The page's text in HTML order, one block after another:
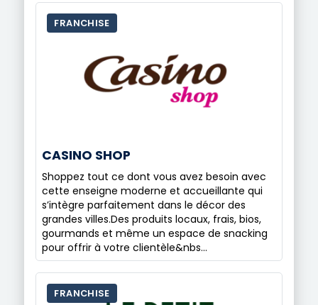
FRANCHISE
CASINO SHOP
Shoppez tout ce dont vous avez besoin avec
cette enseigne moderne et accueillante qui
s’intègre parfaitement dans le décor des
grandes villes.Des produits locaux, frais, bios,
gourmands et même un espace de snacking
pour offrir à votre clientèle&nbs…
FRANCHISE